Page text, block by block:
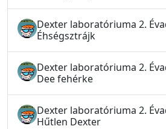
Dexter laboratóriuma 2.
Éhségsztrájk
Dexter laboratóriuma 2.
Dee fehérke
Dexter laboratóriuma 2.
Hűtlen Dexter